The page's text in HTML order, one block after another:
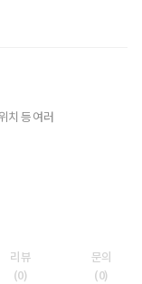
치 등 여러
리뷰
(0)
문의
(0)